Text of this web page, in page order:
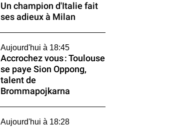
Un champion d'Italie fait
ses adieux à Milan
Aujourd'hui à 18:45
Accrochez vous : Toulouse
se paye Sion Oppong,
talent de
Brommapojkarna
Aujourd'hui à 18:28